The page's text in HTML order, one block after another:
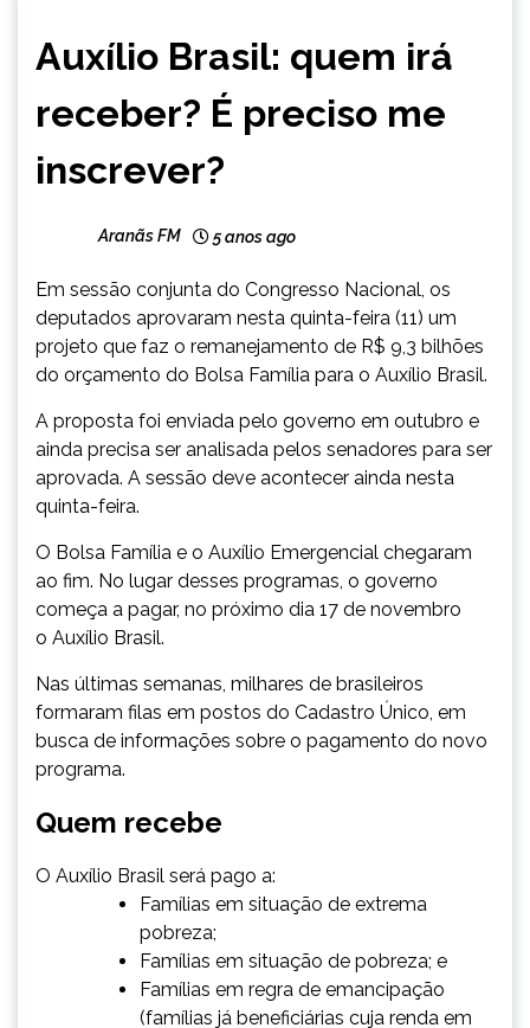
NOTÍCIAS
Auxílio Brasil: quem irá
receber? É preciso me
inscrever?
Aranãs FM 5 anos ago
Em sessão conjunta do Congresso Nacional, os
deputados aprovaram nesta quinta-feira (11) um
projeto que faz o remanejamento de R$ 9,3 bilhões
do orçamento do Bolsa Família para o Auxílio Brasil.
A proposta foi enviada pelo governo em outubro e
ainda precisa ser analisada pelos senadores para ser
aprovada. A sessão deve acontecer ainda nesta
quinta-feira.
O Bolsa Família e o Auxílio Emergencial chegaram
ao fim. No lugar desses programas, o governo
começa a pagar, no próximo dia 17 de novembro
o Auxílio Brasil.
Nas últimas semanas, milhares de brasileiros
formaram filas em postos do Cadastro Único, em
busca de informações sobre o pagamento do novo
programa.
Quem recebe
O Auxílio Brasil será pago a:
Famílias em situação de extrema
pobreza;
Famílias em situação de pobreza; e
Famílias em regra de emancipação
(famílias já beneficiárias cuja renda em